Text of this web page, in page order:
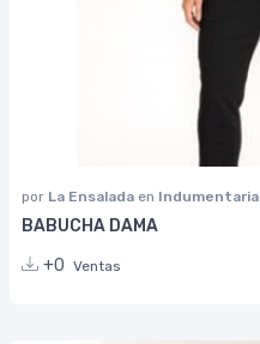
por La Ensalada en Indumentaria
BABUCHA DAMA
+0 Ventas